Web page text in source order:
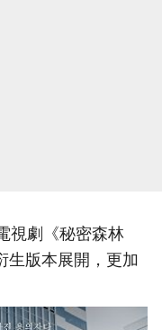
視劇《秘密森林
生版本展開，更加